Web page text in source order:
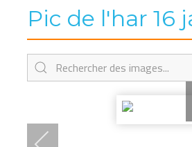
Pic de l'har 16